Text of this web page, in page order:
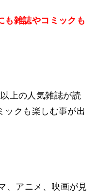
も雑誌やコミックも
上の人気雑誌が読
ックも楽しむ事が出
、アニメ、映画が見